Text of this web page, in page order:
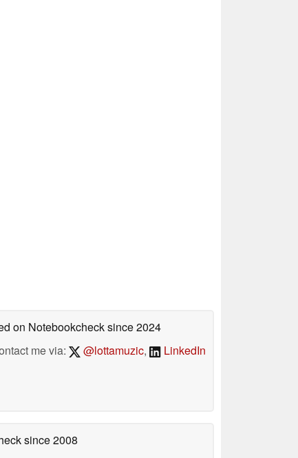
on Notebookchecksince 2024
me via:
@lottamuzic, LinkedIn
since 2008